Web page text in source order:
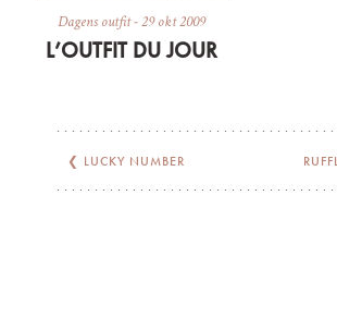
Dagens outfit-29 okt 2009
L’OUTFIT DU JOUR
❮ LUCKY NUMBER